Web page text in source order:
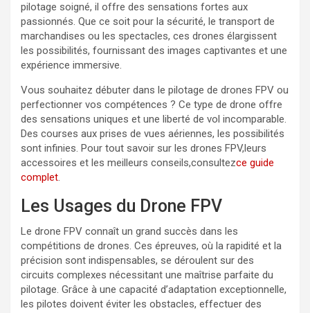
pilotage soigné, il offre des sensations fortes aux
passionnés. Que ce soit pour la sécurité, le transport de
marchandises ou les spectacles, ces drones élargissent
les possibilités, fournissant des images captivantes et une
expérience immersive.
Vous souhaitez débuter dans le pilotage de drones FPV ou
perfectionner vos compétences ? Ce type de drone offre
des sensations uniques et une liberté de vol incomparable.
Des courses aux prises de vues aériennes, les possibilités
sont infinies. Pour tout savoir sur les drones FPV,leurs
accessoires et les meilleurs conseils,consultezce guide
complet.
Les Usages du Drone FPV
Le drone FPV connaît un grand succès dans les
compétitions de drones. Ces épreuves, où la rapidité et la
précision sont indispensables, se déroulent sur des
circuits complexes nécessitant une maîtrise parfaite du
pilotage. Grâce à une capacité d’adaptation exceptionnelle,
les pilotes doivent éviter les obstacles, effectuer des